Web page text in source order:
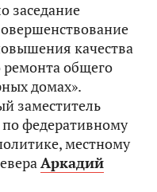
заседание
качества
ремонта общего
домах».
заместитель
федеративному
местному
Аркадий